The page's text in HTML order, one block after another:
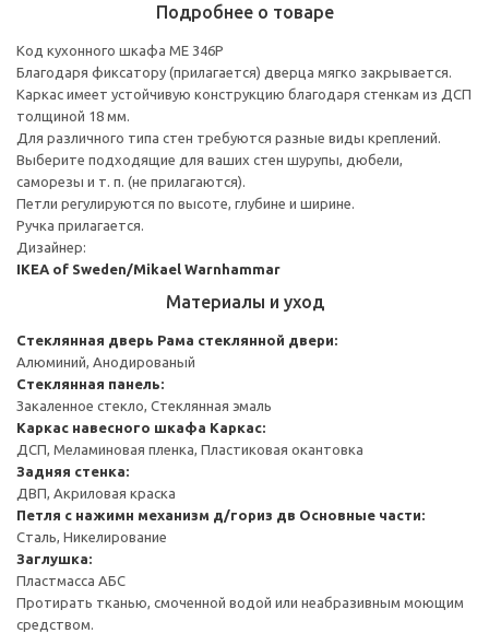
Подробнее о товаре
Код кухонного шкафа ME 346P
Благодаря фиксатору (прилагается) дверца мягко закрывается.
Каркас имеет устойчивую конструкцию благодаря стенкам из ДСП
толщиной 18 мм.
Для различного типа стен требуются разные виды креплений.
Выберите подходящие для ваших стен шурупы, дюбели,
саморезы и т. п. (не прилагаются).
Петли регулируются по высоте, глубине и ширине.
Ручка прилагается.
Дизайнер:
IKEA of Sweden/Mikael Warnhammar
Материалы и уход
Стеклянная дверь Рама стеклянной двери:
Алюминий, Анодированый
Стеклянная панель:
Закаленное стекло, Стеклянная эмаль
Каркас навесного шкафа Каркас:
ДСП, Меламиновая пленка, Пластиковая окантовка
Задняя стенка:
ДВП, Акриловая краска
Петля с нажимн механизм д/гориз дв Основные части:
Сталь, Никелирование
Заглушка:
Пластмасса АБС
Протирать тканью, смоченной водой или неабразивным моющим
средством.